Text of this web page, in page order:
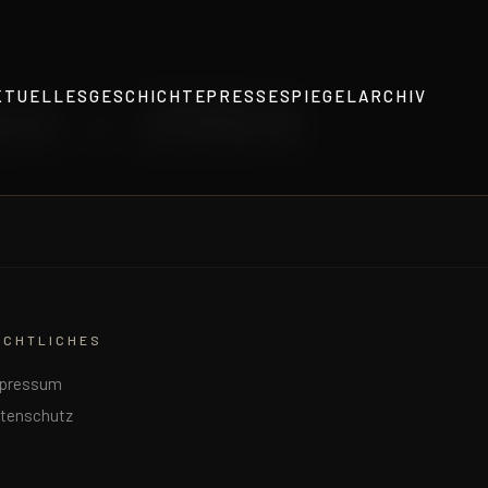
GESCHICHTEPRESSESPIEGELARCHIV
– 2004